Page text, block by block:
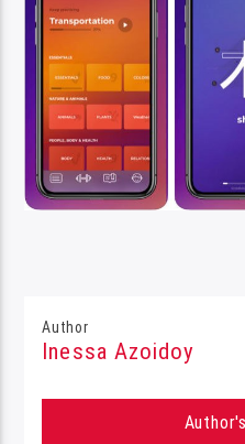
Author
Inessa Azoidoy